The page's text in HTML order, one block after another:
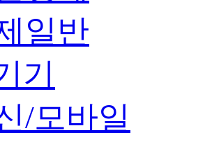
일반
기
/모바일